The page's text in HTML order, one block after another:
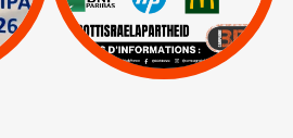
Sodastream |
Visuels, tracts,
affiches,...